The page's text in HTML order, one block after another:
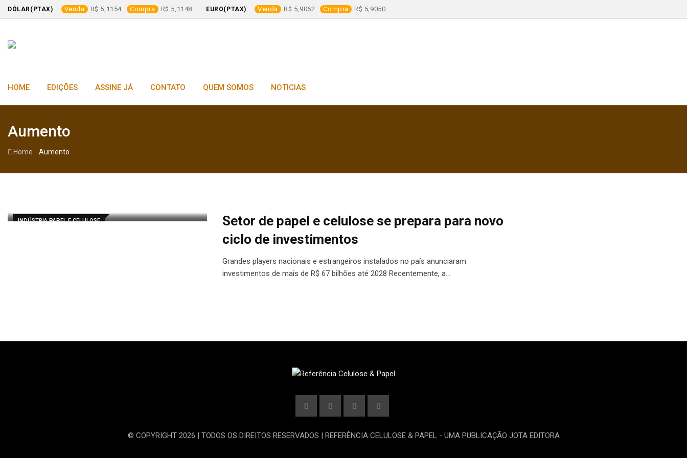
DÓLAR(PTAX) Venda 5,1154 Compra 5,1148 EURO(PTAX) Venda 5,9062 Compra 5,9050
content
HOME EDIÇÕES ASSINE JÁ CONTATO QUEM SOMOS NOTICIAS
Aumento
Home -Aumento
INDÚSTRIA PAPEL E CELULOSE
Setor de papel e celulose se prepara para novo
ciclo de investimentos
Grandes players nacionais e estrangeiros instalados no país anunciaram
investimentos de mais de R$ 67 bilhões até 2028 Recentemente, a…
© COPYRIGHT 2026 | TODOS OS DIREITOS RESERVADOS | REFERÊNCIA CELULOSE & PAPEL - UMA PUBLICAÇÃO JOTA EDITORA